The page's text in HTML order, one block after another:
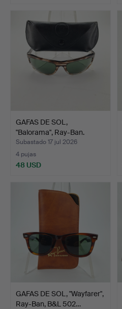
GAFAS DE SOL,
"Balorama", Ray-Ban.
Subastado 17 jul 2026
4 pujas
48 USD
GAFAS DE SOL, "Wayfarer",
Ray-Ban, B&L 502…